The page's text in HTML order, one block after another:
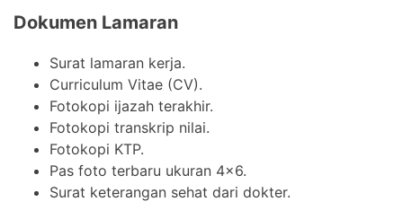
Dokumen Lamaran
Surat lamaran kerja.
Curriculum Vitae (CV).
Fotokopi ijazah terakhir.
Fotokopi transkrip nilai.
Fotokopi KTP.
Pas foto terbaru ukuran 4×6.
Surat keterangan sehat dari dokter.